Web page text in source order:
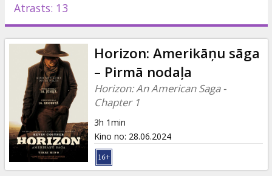
Pasākumi
Ziņas
Dāvanu
kartes
Uzkodas
Atrasts: 13
Horizon: Amerikāņu sāga
– Pirmā nodaļa
Horizon: An American Saga -
Chapter 1
3h 1min
Kino no: 28.06.2024